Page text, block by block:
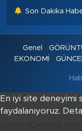
Son Dakika
Genel
EKONOMİ
En iyi site deneyimi
faydalanıyoruz.